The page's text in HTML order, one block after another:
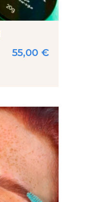
55,00 €